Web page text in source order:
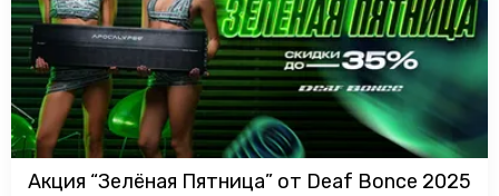
Акция “Зелёная Пятница” от Deaf Bonce 2025